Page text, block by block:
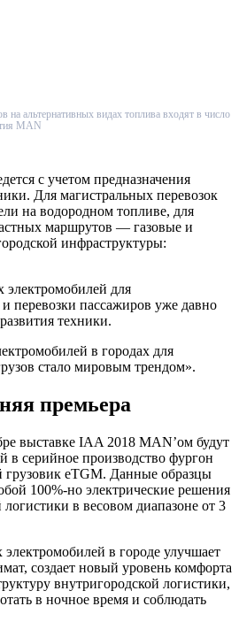
на альтернативных видах топлива входят в число
MAN
с учетом предназначения
Для магистральных перевозок
на водородном топливе, для
маршрутов — газовые и
инфраструктуры:
электромобилей для
перевозки пассажиров уже давно
техники.
в городах для
стало мировым трендом».
премьера
выставке IAA 2018 MAN’ом будут
в серийное производство фургон
eTGM. Данные образцы
100%-но электрические решения
логистики в весовом диапазоне от 3
в городе улучшает
создает новый уровень комфорта
внутригородской логистики,
в ночное время и соблюдать